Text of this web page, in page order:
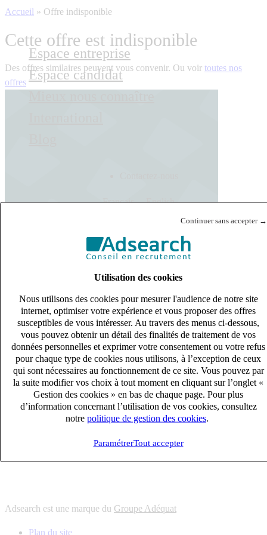
Continuer sans accepter →
Utilisation des cookies
Nous utilisons des cookies pour mesurer l'audience de notre site
internet, optimiser votre expérience et vous proposer des offres
susceptibles de vous intéresser. Au travers des menus ci-dessous,
vous pouvez obtenir un détail des finalités de traitement de vos
données personnelles et exprimer votre consentement ou votre refus
pour chaque type de cookies nous utilisons, à l’exception de ceux
qui sont nécessaires au fonctionnement de ce site. Vous pouvez par
la suite modifier vos choix à tout moment en cliquant sur l’onglet «
Gestion des cookies » en bas de chaque page. Pour plus
d’information concernant l’utilisation de vos cookies, consultez
notre politique de gestion des cookies
ParamétrerTout accepter
Espace entreprise
Espace candidat
Français English
Accueil » Offre indisponible
Cette offre est indisponible
Des offres similaires peuvent vous convenir. Ou voir toutes nos
offres
s'adapter à vos besoin en recrutement
10 univers
connaître votre secteur et ses enjeux
12 bureaux en France
proximité avec nos clients et nos talents
6 solutions
s'adapter à vos besoin en recrutement
10 univers
connaître votre secteur et ses enjeux
proximité avec nos clients et nos talents
Adsearch est une marque du Groupe Adéquat
Plan du site